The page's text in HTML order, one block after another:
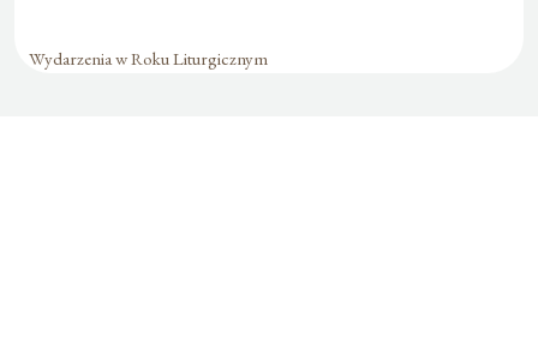
Wydarzenia w Roku Liturgicznym